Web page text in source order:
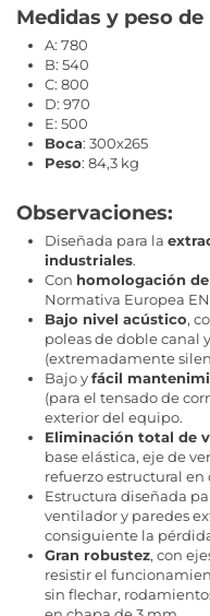
Medidas y peso de
A: 780
B: 540
C: 800
D: 970
E: 500
Boca: 300x265
Peso: 84,3 kg
Observaciones:
Diseñada para la
industriales.
Con homologación de
Normativa Europea EN
Bajo nivel acústico,
poleas de doble canal
(extremadamente
Bajo yfácil
(para el tensado de
exterior del equipo.
Eliminación total de
base elástica, eje de
refuerzo estructural en
Estructura diseñada
ventilador y paredes
consiguiente la
Gran robustez, con
resistir el
sin flechar,